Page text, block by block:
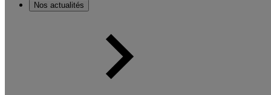
Nos actualités